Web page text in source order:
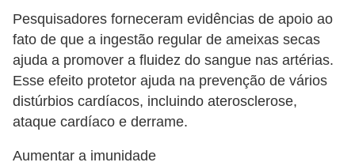
Pesquisadores forneceram evidências de apoio ao
fato de que a ingestão regular de ameixas secas
ajuda a promover a fluidez do sangue nas artérias.
Esse efeito protetor ajuda na prevenção de vários
distúrbios cardíacos, incluindo aterosclerose,
ataque cardíaco e derrame.
Aumentar a imunidade